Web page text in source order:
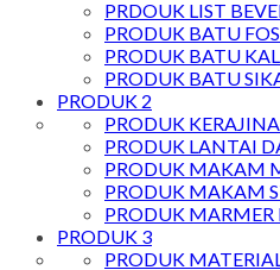
PRDOUK LIST
PRODUK BATU
PRODUK BATU
PRODUK BATU
PRODUK 2
PRODUK
PRODUK LANTAI
PRODUK MAKAM
PRODUK MAKAM
PRODUK MARMER
PRODUK 3
PRODUK